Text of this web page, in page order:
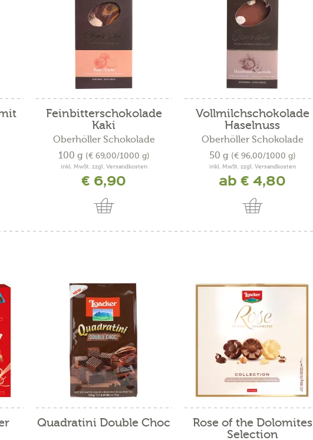
Feinbitterschokolade
Kaki
Oberhöller Schokolade
100 g (€ 69,00/1000 g)
inkl. MwSt. zzgl. Versandkosten
€ 6,90
Vollmilchschokolade
Haselnuss
Oberhöller Schokolade
50 g (€ 96,00/1000 g)
inkl. MwSt. zzgl. Versandkosten
ab € 4,80
Quadratini Double Choc
Rose of the Dolomites
Selection